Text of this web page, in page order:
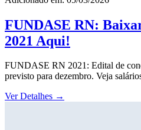
FUNDASE RN:
2021 Aqui!
FUNDASE RN 2021: Edital de
previsto para dezembro. Veja
Ver Detalhes →